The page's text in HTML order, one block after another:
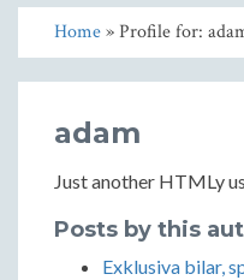
Home» Profile for:
adam
Just another HTMLy
Posts by this
Exklusiva bilar,